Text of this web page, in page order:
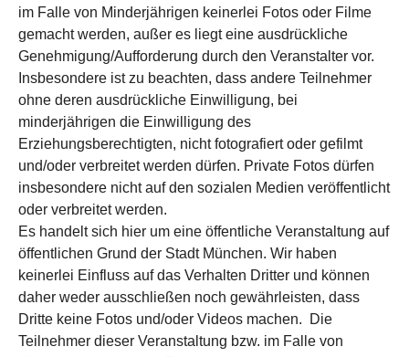
im Falle von Minderjährigen keinerlei Fotos oder Filme
gemacht werden, außer es liegt eine ausdrückliche
Genehmigung/Aufforderung durch den Veranstalter vor.
Insbesondere ist zu beachten, dass andere Teilnehmer
ohne deren ausdrückliche Einwilligung, bei
minderjährigen die Einwilligung des
Erziehungsberechtigten, nicht fotografiert oder gefilmt
und/oder verbreitet werden dürfen. Private Fotos dürfen
insbesondere nicht auf den sozialen Medien veröffentlicht
oder verbreitet werden.
Es handelt sich hier um eine öffentliche Veranstaltung auf
öffentlichen Grund der Stadt München. Wir haben
keinerlei Einfluss auf das Verhalten Dritter und können
daher weder ausschließen noch gewährleisten, dass
Dritte keine Fotos und/oder Videos machen. Die
Teilnehmer dieser Veranstaltung bzw. im Falle von